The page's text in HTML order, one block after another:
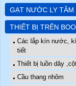
GẠT NƯỚC LY TÂM
THIẾT BỊ TRÊN
Các lắp kín nước,
tiết
Thiết bị luồn dây
Cầu thang nhôm